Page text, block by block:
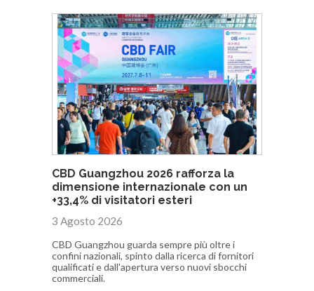
CBD Guangzhou 2026 rafforza la
dimensione internazionale con un
+33,4% di visitatori esteri
3 Agosto 2026
CBD Guangzhou guarda sempre più oltre i
confini nazionali, spinto dalla ricerca di fornitori
qualificati e dall'apertura verso nuovi sbocchi
commerciali.